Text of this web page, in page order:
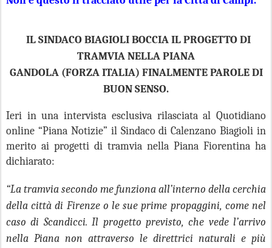
IL SINDACO BIAGIOLI BOCCIA IL PROGETTO DI
TRAMVIA NELLA PIANA
GANDOLA (FORZA ITALIA) FINALMENTE PAROLE DI
BUON SENSO.
Ieri in una intervista esclusiva rilasciata al Quotidiano
online “Piana Notizie” il Sindaco di Calenzano Biagioli in
merito ai progetti di tramvia nella Piana Fiorentina ha
dichiarato:
“La tramvia secondo me funziona all’interno della cerchia
della città di Firenze o le sue prime propaggini, come nel
caso di Scandicci. Il progetto previsto, che vede l’arrivo
nella Piana non attraverso le direttrici naturali e più